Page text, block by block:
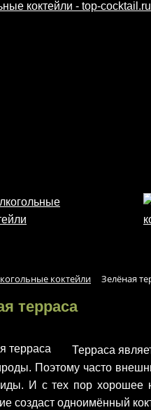
коктейли Зелёная
терраса
Терраса
Поэтому часто
И с тех пор хорошее
создаст одноимённый